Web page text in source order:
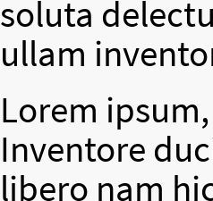
soluta
ullam
Lorem
Inventore
libero nam